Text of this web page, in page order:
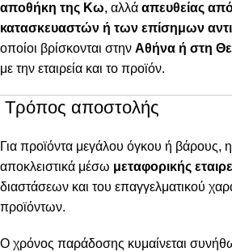
αποθήκη της Κω, αλλά απευθείας
κατασκευαστών ή των επίσημων
οποίοι βρίσκονται στην Αθήνα ή στη
με την εταιρεία και το προϊόν.
Τρόπος αποστολής
Για προϊόντα μεγάλου όγκου ή βάρους,
αποκλειστικά μέσω μεταφορικής
διαστάσεων και του επαγγελματικού
προϊόντων.
Ο χρόνος παράδοσης κυμαίνεται